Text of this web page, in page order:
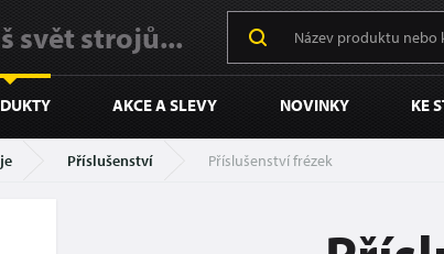
svět strojů...
AKCE A SLEVY NOVINKY KE
Příslušenství Příslušenství frézek